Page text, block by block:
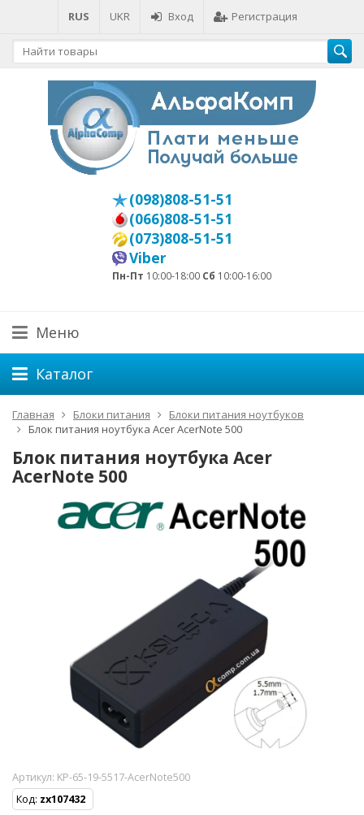
RUS UKR Вход Регистрация
(098)808-51-51
(066)808-51-51
(073)808-51-51
Viber
Пн-Пт 10:00-18:00 Сб 10:00-16:00
Меню
Каталог
Главная Блоки питания
Блоки питания ноутбуков
Блок питания ноутбука Acer AcerNote 500
Блок питания ноутбука Acer
AcerNote 500
Артикул: KP-65-19-5517-AcerNote500
Код: zx107432